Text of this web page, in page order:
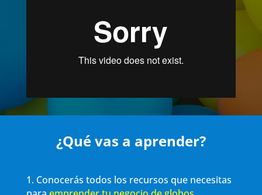
¿Qué vas a aprender?
1. Conocerás todos los recursos que necesitas